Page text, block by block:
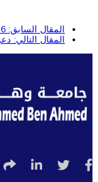
المقال السابق: Opportunités Erasmus+ 2026
المقال التالي: